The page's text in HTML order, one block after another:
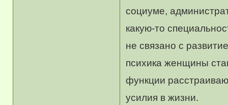
социуме,
какую-то
не связано с
психика женщины
функции
усилия в жизни.